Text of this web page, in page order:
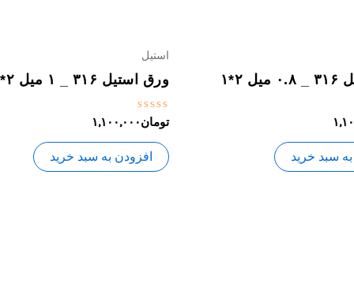
۲*۱
سبد خرید
استیل
ورق استیل ۳۱۶ _ ۱ میل ۲*۱
نمره
0
از
5
تومان۱,۱۰۰,۰۰۰
افزودن به سبد خرید